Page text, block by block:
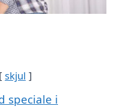
skjul
speciale i